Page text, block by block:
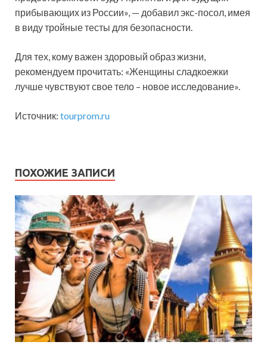
прибывающих из России», — добавил экс-посол, имея
в виду тройные тесты для безопасности.
Для тех, кому важен здоровый образ жизни,
рекомендуем прочитать: «Женщины сладкоежки
лучше чувствуют свое тело – новое исследование».
Источник: tourprom.ru
ПОХОЖИЕ ЗАПИСИ